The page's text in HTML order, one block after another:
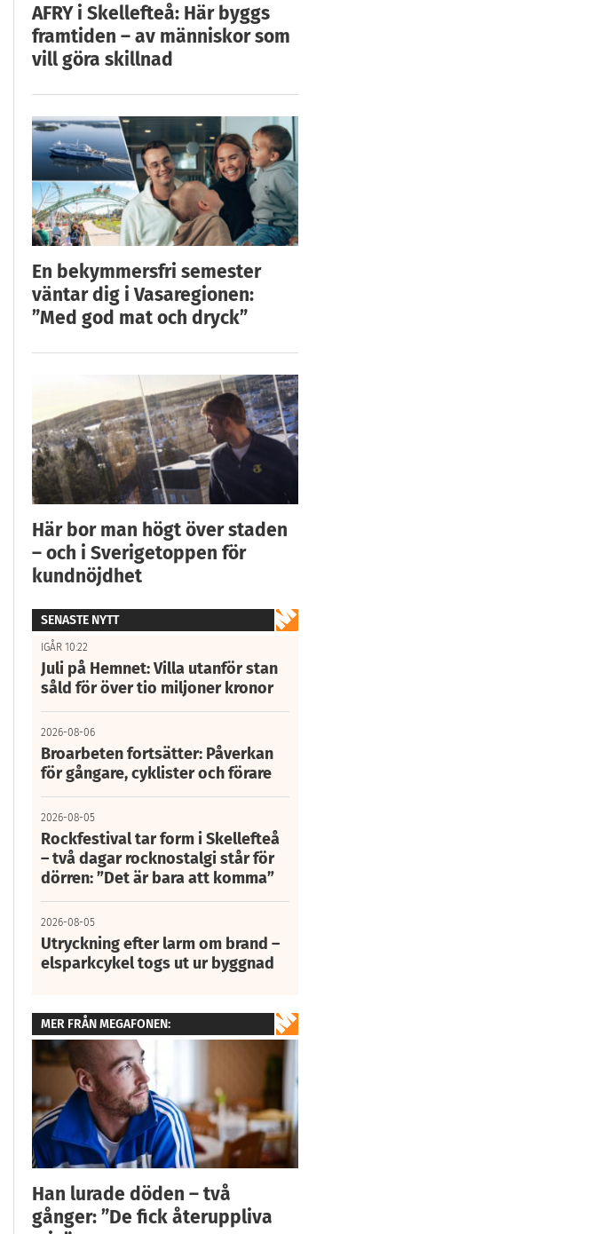
AFRY i Skellefteå: Här byggs
framtiden – av människor som
vill göra skillnad
En bekymmersfri semester
väntar dig i Vasaregionen:
”Med god mat och dryck”
Här bor man högt över staden
– och i Sverigetoppen för
kundnöjdhet
SENASTE NYTT
IGÅR 10:22
Juli på Hemnet: Villa utanför stan
såld för över tio miljoner kronor
2026-08-06
Broarbeten fortsätter: Påverkan
för gångare, cyklister och förare
2026-08-05
Rockfestival tar form i Skellefteå
– två dagar rocknostalgi står för
dörren: ”Det är bara att komma”
2026-08-05
Utryckning efter larm om brand –
elsparkcykel togs ut ur byggnad
MER FRÅN MEGAFONEN:
Han lurade döden – två
gånger: ”De fick återuppliva